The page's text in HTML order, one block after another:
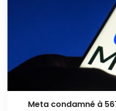
Meta condamné à